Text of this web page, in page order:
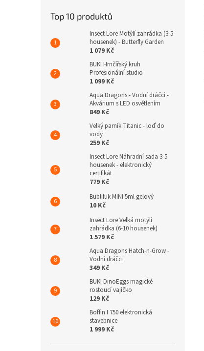
Top 10 produktů
Insect Lore Motýlí zahrádka (3-5
housenek) - Butterfly Garden
1 079 Kč
BUKI Hrnčířský kruh
Profesionální studio
1 099 Kč
Aqua Dragons - Vodní dráčci -
Akvárium s LED osvětlením
849 Kč
Velký parník Titanic - loď do
vody
259 Kč
Insect Lore Náhradní sada 3-5
housenek - elektronický
certifikát
779 Kč
Bublifuk MINI 5ml gelový
10 Kč
Insect Lore Velká motýlí
zahrádka (6-10 housenek)
1 579 Kč
Aqua Dragons Hatch-n-Grow -
Vodní dráčci
349 Kč
BUKI DinoEggs magické
rostoucí vajíčko
129 Kč
Boffin I 750 elektronická
stavebnice
1 999 Kč